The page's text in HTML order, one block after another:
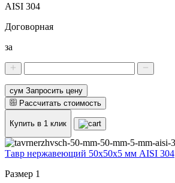
AISI 304
Договорная
за
сум Запросить цену
Рассчитать стоимость
Купить в 1 клик
Тавр нержавеющий 50x50x5 мм AISI 304
Размер 1